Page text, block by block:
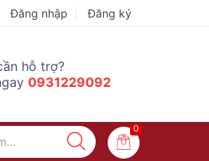
✈️ Đi Du Lịch – Cách Để Tâm Trạng “Refresh” Hơn ✨
Đăng nhập Đăng ký
hỗ trợ?
0931229092
0